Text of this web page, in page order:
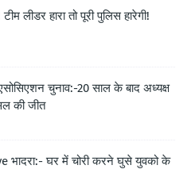
लीडर हारा तो पूरी पुलिस हारेगी!
चुनाव:-20 साल के बाद अध्यक्ष
की जीत
भादरा:- घर में चोरी करने घुसे युवको के